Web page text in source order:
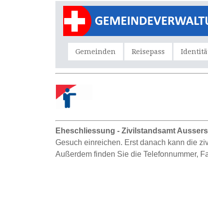
Gemeinden Reisepass
Eheschliessung - Zivilstandsamt
Gesuch einreichen. Erst danach kann die
Außerdem finden Sie die Telefonnummer,